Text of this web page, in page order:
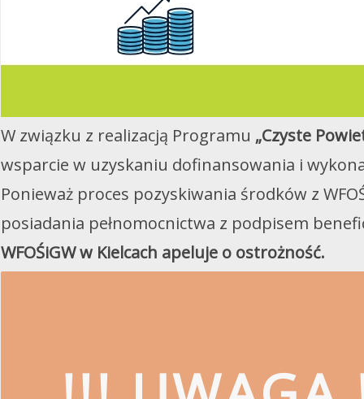
W związku z realizacją Programu „Czyste
wsparcie w uzyskaniu dofinansowania i
Ponieważ proces pozyskiwania środków z
posiadania pełnomocnictwa z podpisem
WFOŚiGW w Kielcach apeluje o ostrożność.